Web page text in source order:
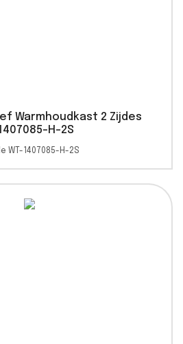
Warmhoudkast 2 Zijdes
H-2S
WT-1407085-H-2S